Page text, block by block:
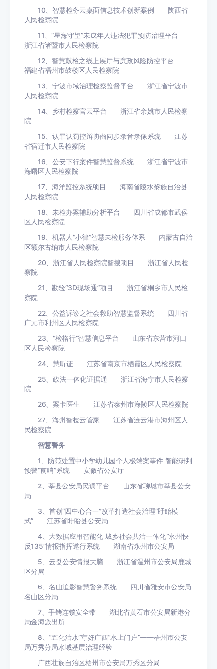
10、智慧检务云桌面信息技术创新案例 陕西省
人民检察院
11、“星海守望”未成年人违法犯罪预防治理平台
浙江省诸暨市人民检察院
12、智慧鼓检之线上展厅与廉政风险防控平台
福建省福州市鼓楼区人民检察院
13、宁波市域治理检察监督平台 浙江省宁波市
人民检察院
14、乡村检察官云平台 浙江省余姚市人民检察
院
15、认罪认罚控辩协商同步录音录像系统 江苏
省宿迁市人民检察院
16、公安下行案件智慧监督系统 浙江省宁波市
海曙区人民检察院
17、海洋监控系统项目 海南省陵水黎族自治县
人民检察院
18、未检办案辅助分析平台 四川省成都市武侯
区人民检察院
19、机器人“小律”智慧未检服务体系 内蒙古自治
区额尔古纳市人民检察院
20、浙江省人民检察院智搜项目 浙江省人民检
察院
21、勘验“3D现场通”项目 浙江省桐乡市人民检
察院
22、公益诉讼之社会救助智慧监督系统 四川省
广元市利州区人民检察院
23、“检格行”智慧信息平台 山东省东营市河口
区人民检察院
24、慧听证 江苏省南京市栖霞区人民检察院
25、政法一体化证据通 浙江省海宁市人民检察
院
26、案卡医生 江苏省泰州市海陵区人民检察院
27、海州智检云管家 江苏省连云港市海州区人
民检察院
智慧警务
1、防范处置中小学幼儿园个人极端案事件 智能研判
预警“前哨”系统 安徽省公安厅
2、莘县公安局民调平台 山东省聊城市莘县公安
局
3、首创“四中心合一”改革打造社会治理“盱眙模
式” 江苏省盱眙县公安局
4、大数据应用智能化 城乡社会共治一体化“永州快
反135”情报指挥遂行系统 湖南省永州市公安局
5、云爻公安情报大脑 浙江省温州市公安局鹿城
区分局
6、名山追影智慧警务系统 四川省雅安市公安局
名山区分局
7、手铐连锁安全带 湖北省黄石市公安局新港分
局金海派出所
8、“五化治水”守好广西“水上门户”——梧州市公安
局万秀分局水域基层治理经验
广西壮族自治区梧州市公安局万秀区分局